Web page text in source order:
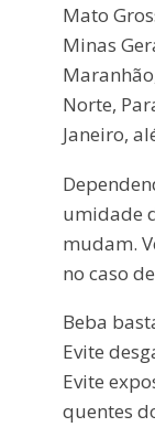
Mato
Minas
Norte,
Janeiro,
umidade
mudam.
no caso
Beba
Evite
Evite
quentes